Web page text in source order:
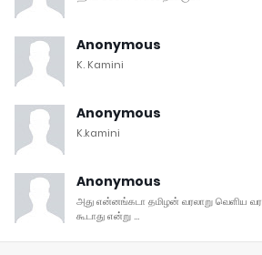
Anonymous
K. Kamini
Anonymous
K.kamini
Anonymous
அது என்னங்கடா தமிழன் வரலாறு வெளிய வர
கூடாது என்று ...